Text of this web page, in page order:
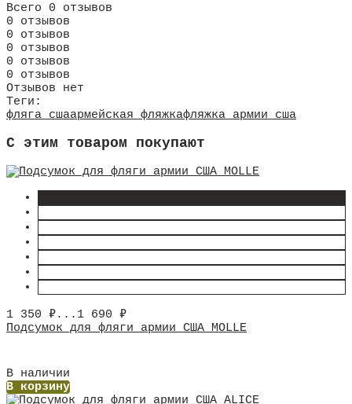
Всего 0 отзывов
0 отзывов
0 отзывов
0 отзывов
0 отзывов
0 отзывов
Отзывов нет
Теги:
фляга сшаармейская фляжкафляжка армии сша
C этим товаром покупают
1 350 ₽... 1 690 ₽
Подсумок для фляги армии США MOLLE
В наличии
В корзину